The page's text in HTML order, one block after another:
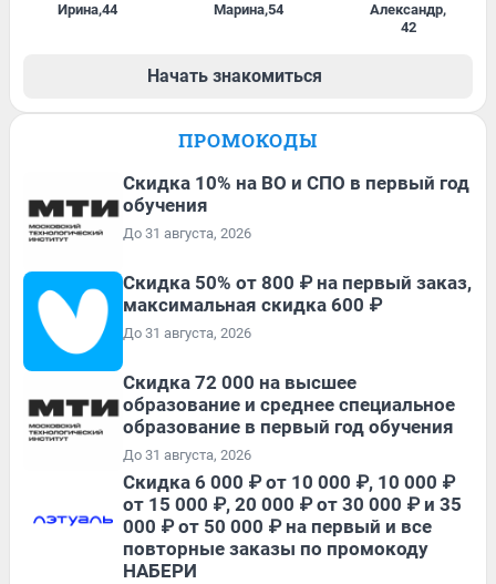
Ирина,44 Марина,54 Александр,
42
Начать знакомиться
ПРОМОКОДЫ
Скидка 10% на ВО и СПО в первый год
обучения
До 31 августа, 2026
Скидка 50% от 800 ₽ на первый заказ,
максимальная скидка 600 ₽
До 31 августа, 2026
Скидка 72 000 на высшее
образование и среднее специальное
образование в первый год обучения
До 31 августа, 2026
Скидка 6 000 ₽ от 10 000 ₽, 10 000 ₽
от 15 000 ₽, 20 000 ₽ от 30 000 ₽ и 35
000 ₽ от 50 000 ₽ на первый и все
повторные заказы по промокоду
НАБЕРИ